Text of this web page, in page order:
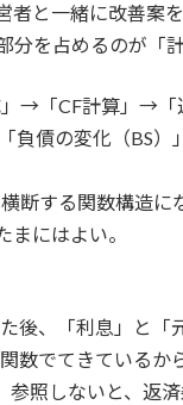
者と一緒に改善案
分を占めるのが「
」→「CF計算」→
負債の変化（BS
断する関数構造
まにはよい。
後、「利息」と「
数でてきている
参照しないと、返